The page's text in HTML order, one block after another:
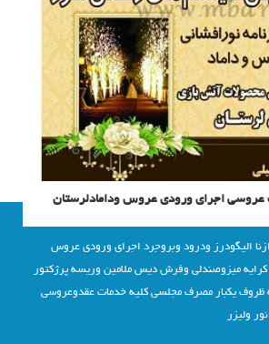
اجرای ورودی عروس ودامادلرستان
الیگودرز ودرود وبروجرد اجرای ورودی عروس
میزوصندلی وفرش دیس ملامین وریسه پرژکتور
ظروف یکبار مصرف مجلسی کلیه خدمات عقدوعروسی
ولیزر